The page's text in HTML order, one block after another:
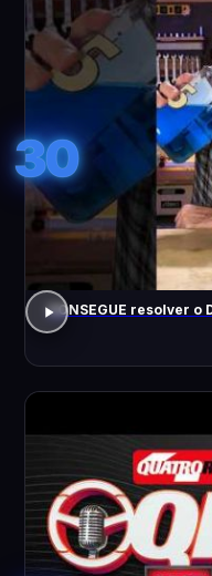
30
CONSEGUE resolver o